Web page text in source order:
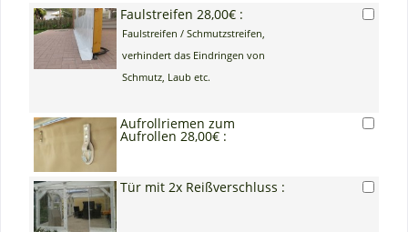
Faulstreifen 28,00€ :
Faulstreifen / Schmutzstreifen,
verhindert das Eindringen von
Schmutz, Laub etc.
Aufrollriemen zum
Aufrollen 28,00€ :
Tür mit 2x Reißverschluss :